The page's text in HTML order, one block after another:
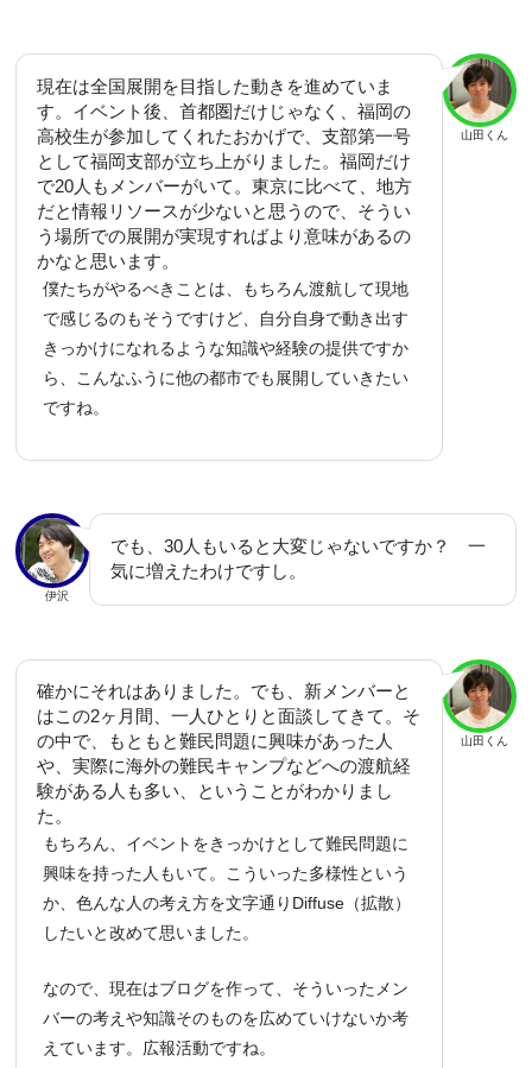
山田くん
現在は全国展開を目指した動きを進めていま
す。イベント後、首都圏だけじゃなく、福岡の
高校生が参加してくれたおかげで、支部第一号
として福岡支部が立ち上がりました。福岡だけ
で20人もメンバーがいて。東京に比べて、地方
だと情報リソースが少ないと思うので、そうい
う場所での展開が実現すればより意味があるの
かなと思います。
僕たちがやるべきことは、もちろん渡航して現地
で感じるのもそうですけど、自分自身で動き出す
きっかけになれるような知識や経験の提供ですか
ら、こんなふうに他の都市でも展開していきたい
ですね。
伊沢
でも、30人もいると大変じゃないですか？ 一
気に増えたわけですし。
山田くん
確かにそれはありました。でも、新メンバーと
はこの2ヶ月間、一人ひとりと面談してきて。そ
の中で、もともと難民問題に興味があった人
や、実際に海外の難民キャンプなどへの渡航経
験がある人も多い、ということがわかりまし
た。
もちろん、イベントをきっかけとして難民問題に
興味を持った人もいて。こういった多様性という
か、色んな人の考え方を文字通りDiffuse（拡散）
したいと改めて思いました。
なので、現在はブログを作って、そういったメン
バーの考えや知識そのものを広めていけないか考
えています。広報活動ですね。